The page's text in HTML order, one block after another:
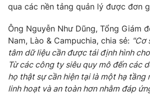
THỜI BÁO VTV
Theo dõi báo trên
qua các nền tảng quản lý được đơn
Ông Nguyễn Như Dũng, Tổng Giám
Nam, Lào & Campuchia, chia sẻ: "Cơ
tâm dữ liệu cần được tái định hình
Từ các công ty siêu quy mô đến các
họ thật sự cần hiện tại là một hạ tầng
linh hoạt và an toàn hơn nhằm đáp